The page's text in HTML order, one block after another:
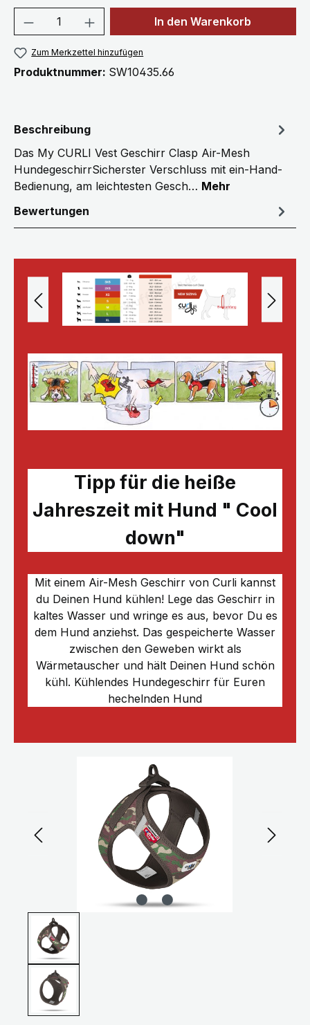
Produkt Anzahl: Gib denIn den Warenkorb
Zum Merkzettel hinzufügen
Produktnummer: SW10435.66
Beschreibung
Das My CURLI Vest Geschirr Clasp Air-Mesh
HundegeschirrSicherster Verschluss mit ein-Hand-
Bedienung, am leichtesten Gesch… Mehr
Bewertungen
Tipp für die heiße
Jahreszeit mit Hund " Cool
down"
Mit einem Air-Mesh Geschirr von Curli kannst
du Deinen Hund kühlen! Lege das Geschirr in
kaltes Wasser und wringe es aus, bevor Du es
dem Hund anziehst. Das gespeicherte Wasser
zwischen den Geweben wirkt als
Wärmetauscher und hält Deinen Hund schön
kühl. Kühlendes Hundegeschirr für Euren
hechelnden Hund
Bildergalerie überspringen